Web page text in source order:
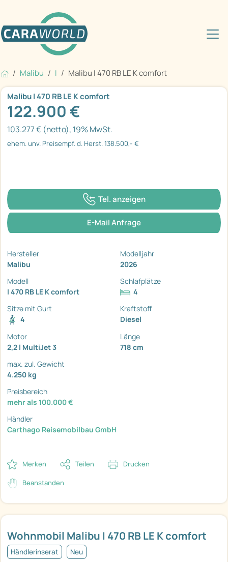
Malibu I Malibu I 470 RB LE K comfort
Wohnmobil Malibu I 470 RB LE K comfort
Händlerinserat Neu
Malibu I 470 RB LE K comfort
122.900 €
103.277 € (netto), 19% MwSt.
ehem. unv. Preisempf. d. Herst. 138.500,- €
Tel. anzeigen
E-Mail Anfrage
Hersteller
Malibu
Modelljahr
2026
Modell
I 470 RB LE K comfort
Schlafplätze
4
Sitze mit Gurt
4
Kraftstoff
Diesel
Motor
2,2 l MultiJet 3
Länge
718 cm
max. zul. Gewicht
4.250 kg
Preisbereich
mehr als 100.000 €
Händler
Carthago Reisemobilbau GmbH
Merken Teilen Drucken
Beanstanden